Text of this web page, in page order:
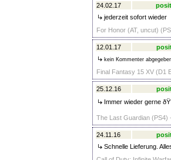
24.02.17
jederzeit sofort wieder
For Honor (AT, uncut)
12.01.17
kein Kommenter
Final Fantasy 15 XV (D1
25.12.16
Immer wieder gerne ðŸ‘
The Last Guardian (PS4)
24.11.16
Schnelle Lieferung.